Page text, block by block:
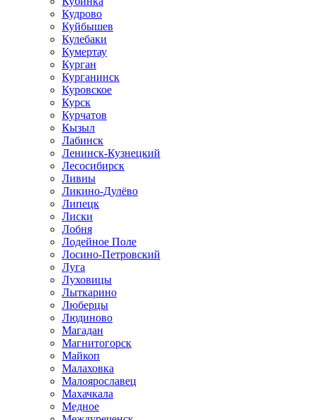
Кудрово
Куйбышев
Кулебаки
Кумертау
Курган
Курганинск
Куровское
Курск
Курчатов
Кызыл
Лабинск
Ленинск-Кузнецкий
Лесосибирск
Ливны
Ликино-Дулёво
Липецк
Лиски
Лобня
Лодейное Поле
Лосино-Петровский
Луга
Луховицы
Лыткарино
Люберцы
Людиново
Магадан
Магнитогорск
Майкоп
Малаховка
Малоярославец
Махачкала
Медное